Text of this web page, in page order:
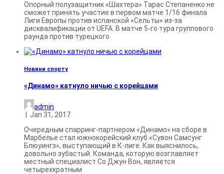
Опорный полузащитник «Шах­тера» Тарас Степаненко не
сможет принять участие в первом матче 1/16 финала
Лиги Европы против испанской «Сельты» из-за
дисквалификации от UEFA. В матче 5-го тура группового
раунда против турецкого
Новини спорту
«Динамо» катнуло ничью с корейцами
admin
| Jan 31, 2017
Очередным спарринг-партнером «Динамо» на сборе в
Марбелье стал южнокорейский клуб «Сувон Самсунг
Блюуингз», выступающий в К-лиге. Как выяснилось,
довольно зубастый. Команда, которую возглавляет
местный специалист Со Джун Вон, является
четырехкратным